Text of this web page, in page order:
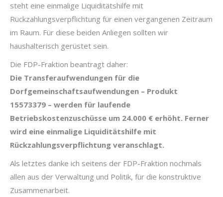
steht eine einmalige Liquiditätshilfe mit
Rückzahlungsverpflichtung für einen vergangenen Zeitraum
im Raum. Für diese beiden Anliegen sollten wir
haushalterisch gerüstet sein.
Die FDP-Fraktion beantragt daher:
Die Transferaufwendungen für die
Dorfgemeinschaftsaufwendungen – Produkt
15573379 – werden für laufende
Betriebskostenzuschüsse um 24.000 € erhöht. Ferner
wird eine einmalige Liquiditätshilfe mit
Rückzahlungsverpflichtung veranschlagt.
Als letztes danke ich seitens der FDP-Fraktion nochmals
allen aus der Verwaltung und Politik, für die konstruktive
Zusammenarbeit.